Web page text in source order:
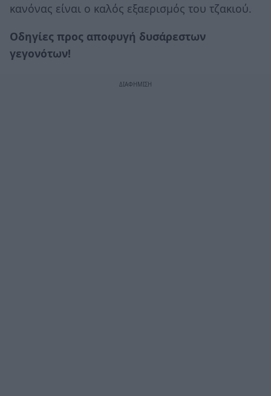
κανόνας είναι ο καλός εξαερισμός του τζακιού.
Οδηγίες προς αποφυγή δυσάρεστων
γεγονότων!